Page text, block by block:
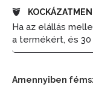
Ha az elállás
a termékért, és
Amennyiben